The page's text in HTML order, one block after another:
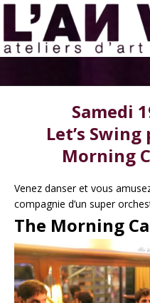
Samedi
Let’s
Morning
Venez danser et vous
compagnie d’un super
The Morning